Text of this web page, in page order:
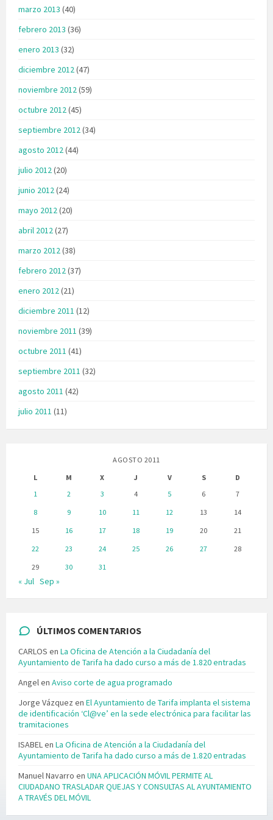
marzo 2013 (40)
febrero 2013 (36)
enero 2013 (32)
diciembre 2012(47)
noviembre 2012(59)
octubre 2012(45)
septiembre 2012(34)
agosto 2012(44)
julio 2012(20)
junio 2012(24)
mayo 2012(20)
abril 2012(27)
marzo 2012(38)
febrero 2012(37)
enero 2012(21)
diciembre 2011 (12)
noviembre 2011 (39)
octubre 2011 (41)
septiembre 2011 (32)
agosto 2011 (42)
julio 2011 (11)
AGOSTO 2011
L
M X J V S
D
1
2 3 4 5 6
7
8
9 10 11 12 13
14
15
16 17 18 19 20
21
22
23 24 25 26 27
28
29
30 31
« Jul Sep »
ÚLTIMOS COMENTARIOS
CARLOS en La Oficina de Atención a la Ciudadanía del
Ayuntamiento de Tarifa ha dado curso a más de 1.820 entradas
Angelen Aviso corte de agua programado
Jorge Vázquez en El Ayuntamiento de Tarifa implanta el sistema
de identificación ‘Cl@ve’ en la sede electrónica para facilitar las
tramitaciones
ISABELen La Oficina de Atención a la Ciudadanía del
Ayuntamiento de Tarifa ha dado curso a más de 1.820 entradas
Manuel Navarro en UNA APLICACIÓN MÓVIL PERMITE AL
CIUDADANO TRASLADAR QUEJAS Y CONSULTAS AL AYUNTAMIENTO
A TRAVÉS DEL MÓVIL